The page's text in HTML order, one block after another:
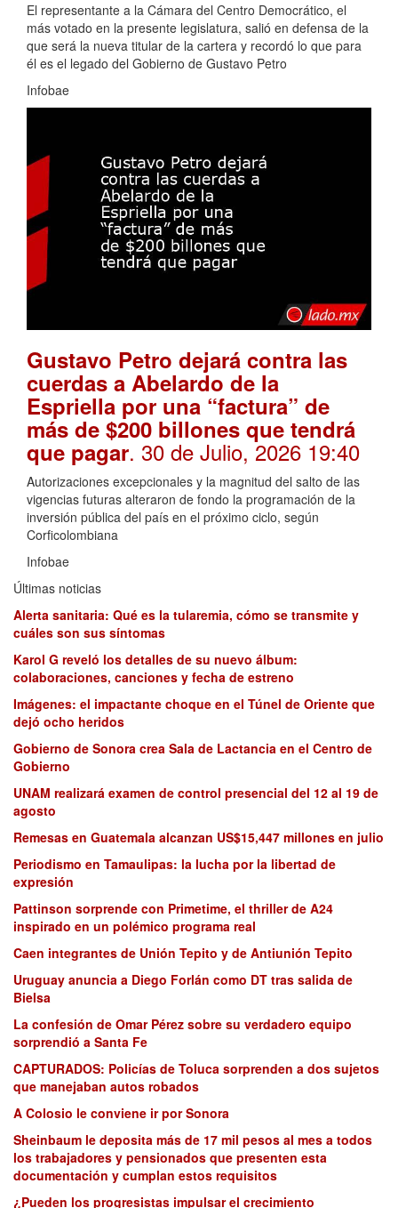
El representante a la Cámara del Centro Democrático, el
más votado en la presente legislatura, salió en defensa de la
que será la nueva titular de la cartera y recordó lo que para
él es el legado del Gobierno de Gustavo Petro
Infobae
Gustavo Petro dejará contra las
cuerdas a Abelardo de la
Espriella por una “factura” de
más de $200 billones que tendrá
que pagar. 30 de Julio, 2026 19:40
Autorizaciones excepcionales y la magnitud del salto de las
vigencias futuras alteraron de fondo la programación de la
inversión pública del país en el próximo ciclo, según
Corficolombiana
Infobae
Últimas noticias
Alerta sanitaria: Qué es la tularemia, cómo se transmite y
cuáles son sus síntomas
Karol G reveló los detalles de su nuevo álbum:
colaboraciones, canciones y fecha de estreno
Imágenes: el impactante choque en el Túnel de Oriente que
dejó ocho heridos
Gobierno de Sonora crea Sala de Lactancia en el Centro de
Gobierno
UNAM realizará examen de control presencial del 12 al 19 de
agosto
Remesas en Guatemala alcanzan US$15,447 millones en julio
Periodismo en Tamaulipas: la lucha por la libertad de
expresión
Pattinson sorprende con Primetime, el thriller de A24
inspirado en un polémico programa real
Caen integrantes de Unión Tepito y de Antiunión Tepito
Uruguay anuncia a Diego Forlán como DT tras salida de
Bielsa
La confesión de Omar Pérez sobre su verdadero equipo
sorprendió a Santa Fe
CAPTURADOS: Policías de Toluca sorprenden a dos sujetos
que manejaban autos robados
A Colosio le conviene ir por Sonora
Sheinbaum le deposita más de 17 mil pesos al mes a todos
los trabajadores y pensionados que presenten esta
documentación y cumplan estos requisitos
¿Pueden los progresistas impulsar el crecimiento